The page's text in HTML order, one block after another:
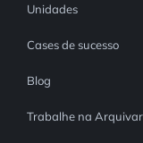
Unidades
Cases de sucesso
Blog
Trabalhe na Arquivar